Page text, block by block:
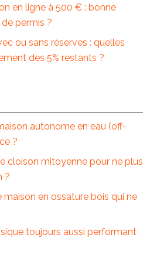
en ligne à 500 € : bonne
permis ?
ou sans réserves : quelles
des 5% restants ?
autonome en eau (off-
?
cloison mitoyenne pour ne plus
?
en ossature bois qui ne
toujours aussi performant